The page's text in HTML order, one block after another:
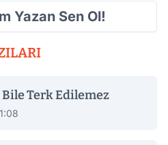
Yazan Sen Ol!
Terk Edilemez